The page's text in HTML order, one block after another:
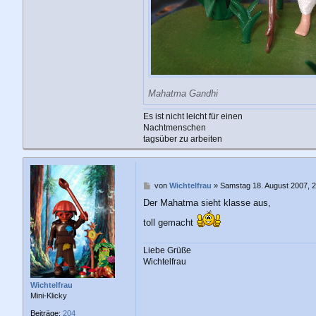
Mahatma Gandhi
Es ist nicht leicht für einen
Nachtmenschen
tagsüber zu arbeiten
Wichtelfrau
Mini-Klicky
Beiträge: 204
B
i
r
g
von Wichtelfrau » Samstag 18. August 2007,
Der Mahatma sieht klasse aus,
toll gemacht
Liebe Grüße
Wichtelfrau